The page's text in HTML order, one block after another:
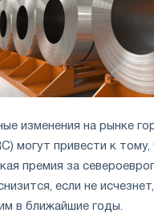
изменения на рынке
могут привести к тому,
премия за
если не
в ближайшие годы.